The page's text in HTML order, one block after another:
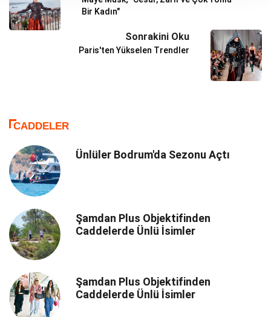
Bir Kadın"
Sonrakini Oku
Paris'ten Yükselen Trendler
CADDELER
Ünlüler Bodrum'da Sezonu Açtı
Şamdan Plus Objektifinden
Caddelerde Ünlü İsimler
Şamdan Plus Objektifinden
Caddelerde Ünlü İsimler